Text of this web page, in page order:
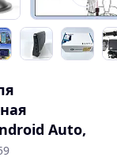
Auto,